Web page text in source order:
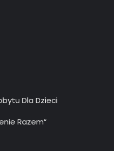
Dla Dzieci
Razem”